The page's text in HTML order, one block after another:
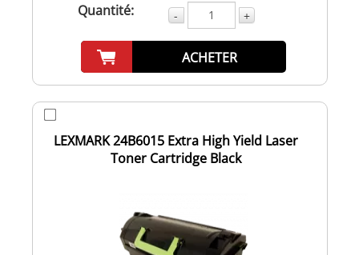
Quantité: - +
ACHETER
LEXMARK 24B6015 Extra High Yield Laser
Toner Cartridge Black